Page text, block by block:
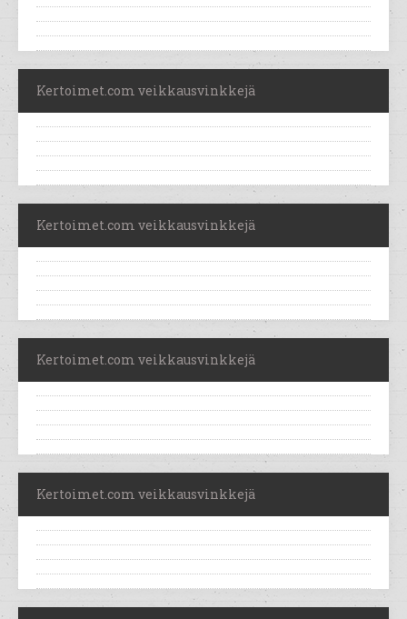
Kertoimet.com veikkausvinkkejä
Kertoimet.com veikkausvinkkejä
Kertoimet.com veikkausvinkkejä
Kertoimet.com veikkausvinkkejä